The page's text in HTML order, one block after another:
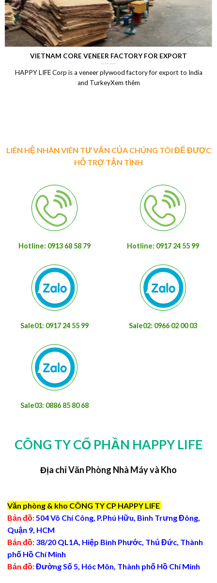
India
LAMINATED VENEER LUMBER (LVL)
Laminated Wood, LVL Laminated Veneer Lumber, LVL
Vietnam, LVL Timber, Vietnam plywood exportXem
LIÊN HỆ NHÂN VIÊN TƯ VẤN CỦA CHÚNG TÔI ĐỂ ĐƯỢC
HỖ TRỢ TẬN TÌNH
Hotline: 0913 68 58 79 Hotline: 0917 24 55 99
Sale01: 0917 24 55 99 Sale02: 0966 02 00 03
Sale03: 0886 85 80 68
CÔNG TY CỔ PHẦN HAPPY LIFE
Địa chỉ Văn Phòng Nhà Máy và Kho
Văn phòng & kho CÔNG TY CP HAPPY LIFE
Bản đồ:504 Võ Chí Công, P.Phú Hữu, Bình Trưng Đông,
Quận 9, HCM
Bản đồ: 38/20 QL1A, Hiệp Bình Phước, Thủ Đức, Thành
phố Hồ Chí Minh
Bản đồ:Đường Số 5, Hóc Môn, Thành phố Hồ Chí Minh